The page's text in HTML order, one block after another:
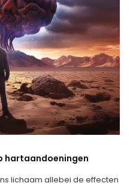
hartaandoeningen
lichaam allebei de effecten